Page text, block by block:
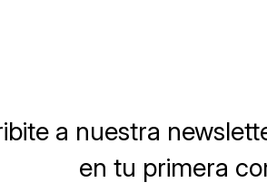
a nuestra
en tu primera